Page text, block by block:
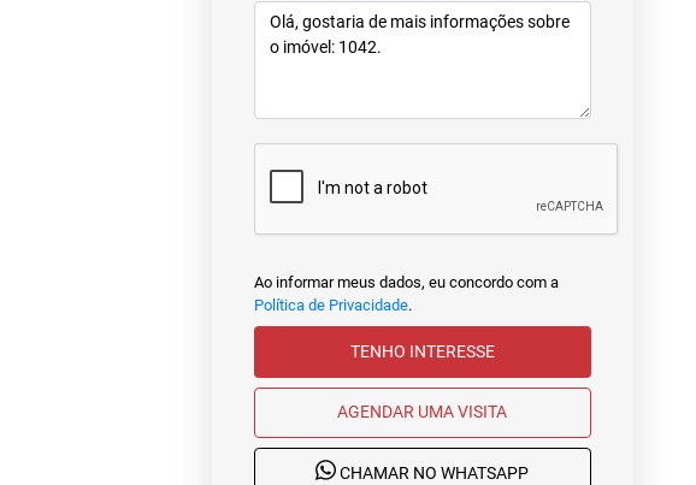
Ao informar meus dados, eu concordo com a
Política de Privacidade.
TENHO INTERESSE
AGENDAR UMA VISITA
CHAMAR NO WHATSAPP